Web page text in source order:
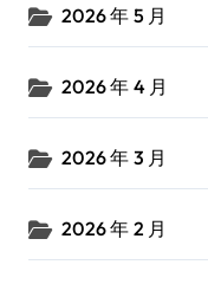
2026 年 5 月
2026 年 4 月
2026 年 3 月
2026 年 2 月